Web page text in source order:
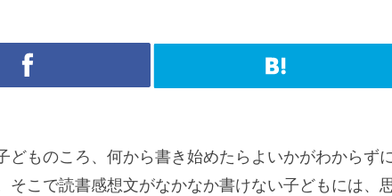
ものころ、何から書き始めたらよいかがわからず
こで読書感想文がなかなか書けない子どもには、